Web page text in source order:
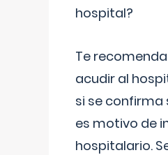
hospital?
Te
acudir al
si se confirma
es motivo de
hospitalario.